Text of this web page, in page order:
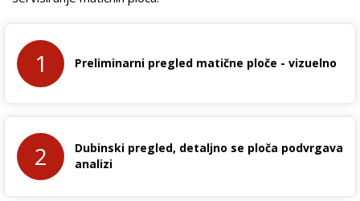
1 Preliminarni pregled matične ploče - vizuelno
2
Dubinski pregled, detaljno se ploča podvrgava
analizi